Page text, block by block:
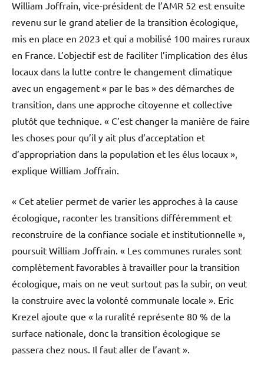
William Joffrain, vice-président de l’AMR 52 est ensuite
revenu sur le grand atelier de la transition écologique,
mis en place en 2023 et qui a mobilisé 100 maires ruraux
en France. L’objectif est de faciliter l’implication des élus
locaux dans la lutte contre le changement climatique
avec un engagement « par le bas » des démarches de
transition, dans une approche citoyenne et collective
plutôt que technique. « C’est changer la manière de faire
les choses pour qu’il y ait plus d’acceptation et
d’appropriation dans la population et les élus locaux »,
explique William Joffrain.
« Cet atelier permet de varier les approches à la cause
écologique, raconter les transitions différemment et
reconstruire de la confiance sociale et institutionnelle »,
poursuit William Joffrain. « Les communes rurales sont
complètement favorables à travailler pour la transition
écologique, mais on ne veut surtout pas la subir, on veut
la construire avec la volonté communale locale ». Eric
Krezel ajoute que « la ruralité représente 80 % de la
surface nationale, donc la transition écologique se
passera chez nous. Il faut aller de l’avant ».